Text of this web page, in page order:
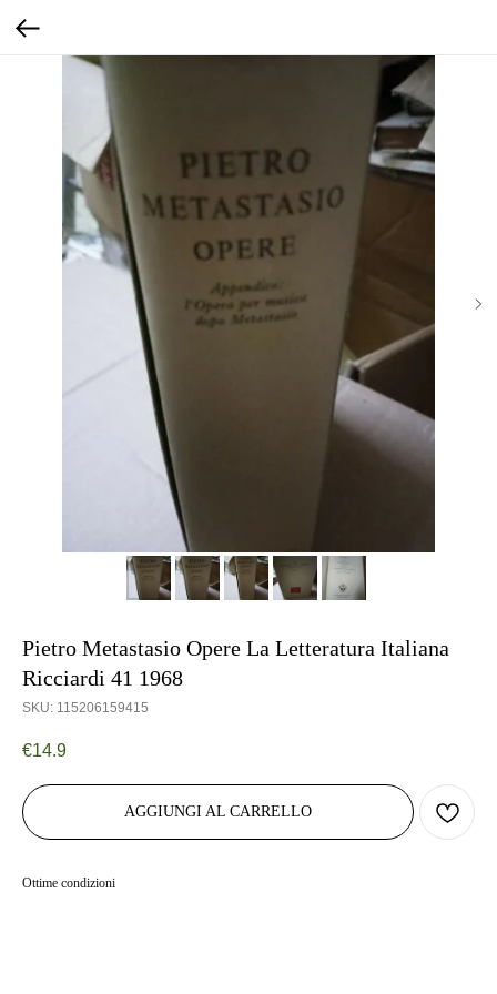
Pietro Metastasio Opere La Letteratura Italiana
Ricciardi 41 1968
SKU: 115206159415
€14.9
AGGIUNGI AL CARRELLO
Ottime condizioni